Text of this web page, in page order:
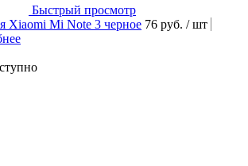
Быстрый просмотр
Xiaomi Mi Note 3 черное 76 руб. / шт